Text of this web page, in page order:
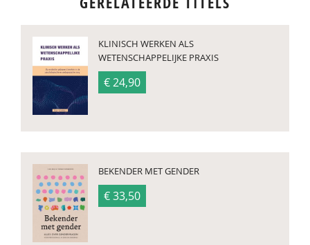
KLINISCH WERKEN ALS
WETENSCHAPPELIJKE PRAXIS
€ 24,90
BEKENDER MET GENDER
€ 33,50